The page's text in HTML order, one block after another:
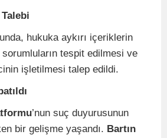
hukuka aykırı içeriklerin
sorumluların tespit edilmesi ve
işletilmesi talep edildi.
’nun suç duyurusunun
bir gelişme yaşandı. Bartın